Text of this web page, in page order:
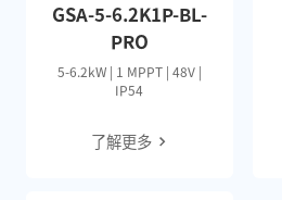
GSA-5-6.2K1P-BL-
PRO
5-6.2kW | 1 MPPT | 48V |
IP54
了解更多